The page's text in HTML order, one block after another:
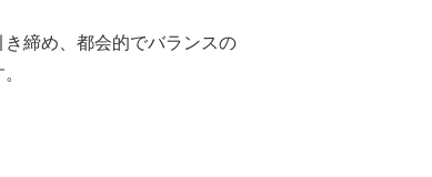
締め、都会的でバランスの